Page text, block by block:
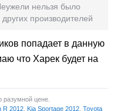
нельзя было
производителей
попадает в данную
что Харек будет на
цене.
R 2012 Kia Sportage 2012 Toyota